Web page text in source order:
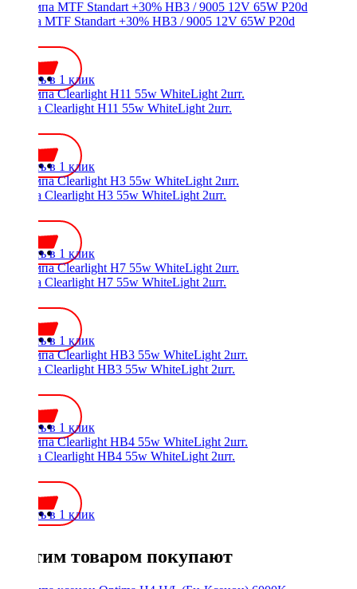
Лампа MTF Standart +30% HB3 / 9005 12V 65W P20d
Купить в 1 клик
Лампа Clearlight H11 55w WhiteLight 2шт.
Купить в 1 клик
Лампа Clearlight H3 55w WhiteLight 2шт.
Купить в 1 клик
Лампа Clearlight H7 55w WhiteLight 2шт.
Купить в 1 клик
Лампа Clearlight HB3 55w WhiteLight 2шт.
Купить в 1 клик
Лампа Clearlight HB4 55w WhiteLight 2шт.
Купить в 1 клик
С этим товаром покупают